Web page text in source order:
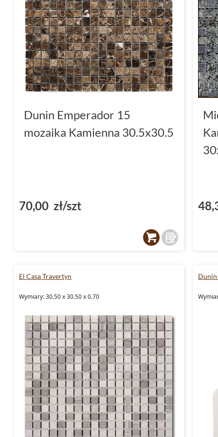
Dunin Emperador 15
mozaika Kamienna 30.5x30.5
70,00 zł/szt
El Casa Travertyn
Wymiary: 30.50 x 30.50 x 0.70